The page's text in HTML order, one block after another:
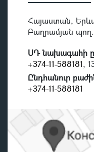
Հայաստան,
Բաղրամյան պող.
ՍԴ նախագահի
+374-11-588181,
Ընդհանուր
+374-11-588181